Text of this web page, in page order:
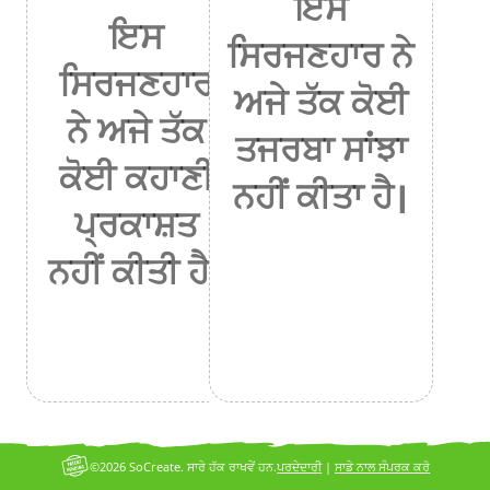
ਇਸ
ਸਿਰਜਣਹਾਰ
ਨੇ ਅਜੇ ਤੱਕ
ਕੋਈ ਕਹਾਣੀ
ਪ੍ਰਕਾਸ਼ਤ
ਨਹੀਂ ਕੀਤੀ ਹੈ।
ਸਿਰਜਣਹਾਰ ਨੇ
ਅਜੇ ਤੱਕ ਕੋਈ
ਤਜਰਬਾ ਸਾਂਝਾ
ਨਹੀਂ ਕੀਤਾ ਹੈ।
ਪਰਦੇਦਾਰੀ|ਸਾਡੇ ਨਾਲ ਸੰਪਰਕ ਕਰੋ
©2026 SoCreate. ਸਾਰੇ ਹੱਕ ਰਾਖਵੇਂ ਹਨ.